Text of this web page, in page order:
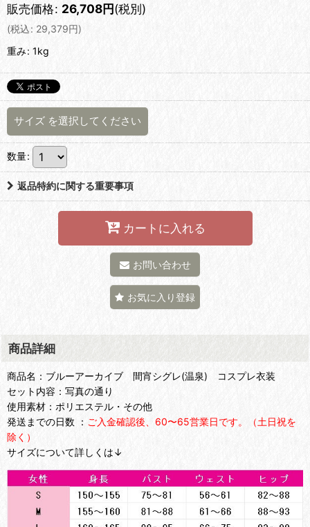
販売価格: 26,708円(税別)
(税込: 29,379円)
重み: 1kg
サイズ を選択してください
数量:
返品特約に関する重要事項
カートに入れる
お問い合わせ
お気に入り登録
商品詳細
商品名：ブルーアーカイブ 間宵シグレ(温泉) コスプレ衣装
セット内容：写真の通り
使用素材：ポリエステル・その他
発送までの日数 ： ご入金確認後、60〜65営業日です。（土日祝を
除く）
サイズについて詳しくは↓